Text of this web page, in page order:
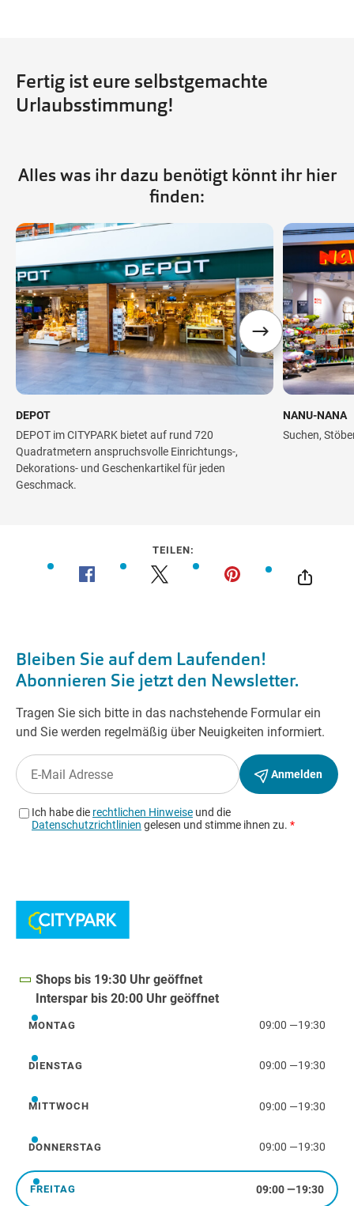
Fertig ist eure selbstgemachte
Urlaubsstimmung!
Alles was ihr dazu benötigt könnt ihr hier
finden:
DEPOT
DEPOT im CITYPARK bietet auf rund 720
Quadratmetern anspruchsvolle Einrichtungs-,
Dekorations- und Geschenkartikel für jeden
Geschmack.
NANU-NANA
Suchen,
TEILEN:
Shops bis 19:30 Uhr geöffnet
Interspar bis 20:00 Uhr geöffnet
Montag
MONTAG 09:00 —19:30
Dienstag
DIENSTAG 09:00 —19:30
Mittwoch
MITTWOCH 09:00 —19:30
Donnerstag
DONNERSTAG 09:00 —19:30
Freitag
FREITAG 09:00—19:30